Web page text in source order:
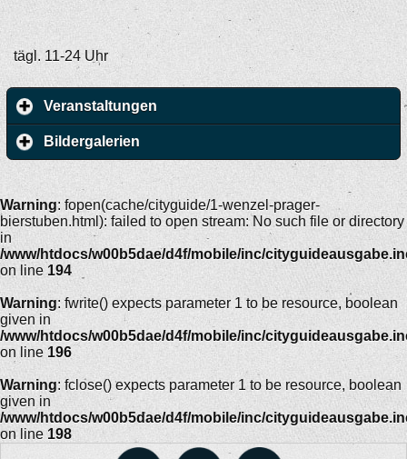
tägl. 11-24 Uhr
Veranstaltungen
Bildergalerien
Warning: fopen(cache/cityguide/1-wenzel-prager-
bierstuben.html): failed to open stream: No such file or directory
in
/www/htdocs/w00b5dae/d4f/mobile/inc/
on line 194
Warning: fwrite() expects parameter 1 to be resource, boolean
given in
/www/htdocs/w00b5dae/d4f/mobile/inc/
on line 196
Warning: fclose() expects parameter 1 to be resource, boolean
given in
/www/htdocs/w00b5dae/d4f/mobile/inc/
on line 198